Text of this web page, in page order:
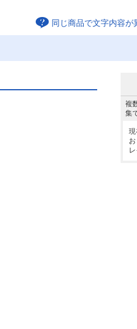
同じ商品で文字内容が
複
集